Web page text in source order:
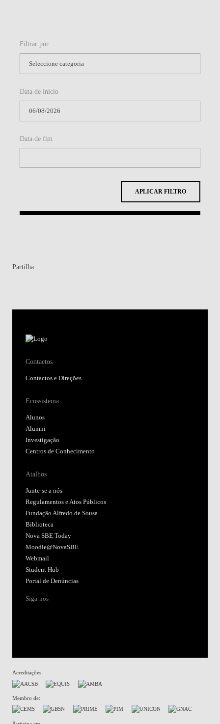
Filtrar por
Data de ínicio
Data de fim
APLICAR FILTRO
Partilha
Contactos
Contactos e Direções
Ecossistema
Alunos
Alumni
Investigação
Centros de Conhecimento
Atalhos
Junte-se a nós
Regulamentos e Atos Públicos
Fundação Alfredo de Sousa
Biblioteca
Nova SBE Today
Moodle@NovaSBE
Webmail
Student Hub
Portal de Denúncias
Siga-nos
Acreditações:
Membro de: